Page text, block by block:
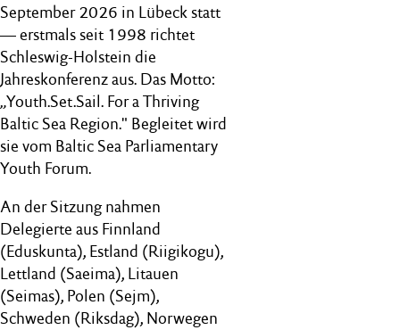
September 2026 in Lübeck statt
— erstmals seit 1998 richtet
Schleswig-Holstein die
Jahreskonferenz aus. Das Motto:
„Youth.Set.Sail. For a Thriving
Baltic Sea Region." Begleitet wird
sie vom Baltic Sea Parliamentary
Youth Forum.
An der Sitzung nahmen
Delegierte aus Finnland
(Eduskunta), Estland (Riigikogu),
Lettland (Saeima), Litauen
(Seimas), Polen (Sejm),
Schweden (Riksdag), Norwegen